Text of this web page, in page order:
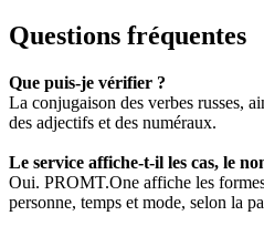
Questions fréquentes
Que puis-je vérifier ?
La conjugaison des verbes russes,
des adjectifs et des numéraux.
Le service affiche-t-il les cas, le
Oui. PROMT.One affiche les
personne, temps et mode, selon la